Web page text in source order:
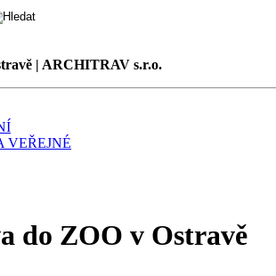
| ARCHITRAV s.r.o.
VEŘEJNÉ
do ZOO v Ostravě